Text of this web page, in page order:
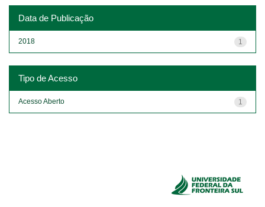
Data de Publicação
1
2018
Tipo de Acesso
1
Acesso Aberto